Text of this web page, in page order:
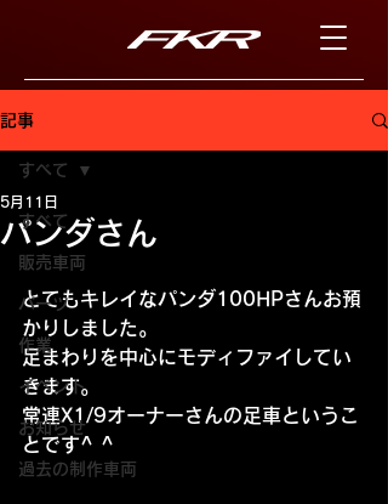
記事
すべて
販売車両
パーツ
作業
イベント
お知らせ
過去の制作車両
すべて
パンダさん
5月11日
とてもキレイなパンダ100HPさんお預
かりしました。
足まわりを中心にモディファイしてい
きます。
常連X1/9オーナーさんの足車というこ
とです^ ^